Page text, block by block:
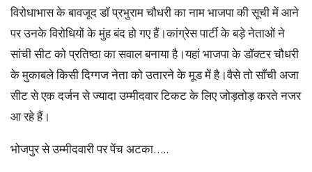
विरोधाभास के बावजूद डॉ प्रभुराम चौधरी का नाम भाजपा की सूची में आने
पर उनके विरोधियों के मुंह बंद हो गए हैं।कांग्रेस पार्टी के बड़े नेताओं ने
सांची सीट को प्रतिष्ठा का सवाल बनाया है।यहां भाजपा के डॉक्टर चौधरी
के मुकाबले किसी दिग्गज नेता को उतारने के मूड में है।वैसे तो साँची अजा
सीट से एक दर्जन से ज्यादा उम्मीदवार टिकट के लिए जोड़तोड़ करते नजर
आ रहे हैं।
भोजपुर से उम्मीदवारी पर पेंच अटका…..